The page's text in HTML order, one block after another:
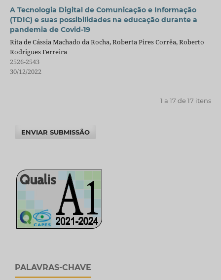
A Tecnologia Digital de Comunicação e Informação
(TDIC) e suas possibilidades na educação durante a
pandemia de Covid-19
Rita de Cássia Machado da Rocha, Roberta Pires Corrêa, Roberto
Rodrigues Ferreira
2526-2543
30/12/2022
1 a 17 de 17 itens
ENVIAR SUBMISSÃO
PALAVRAS-CHAVE